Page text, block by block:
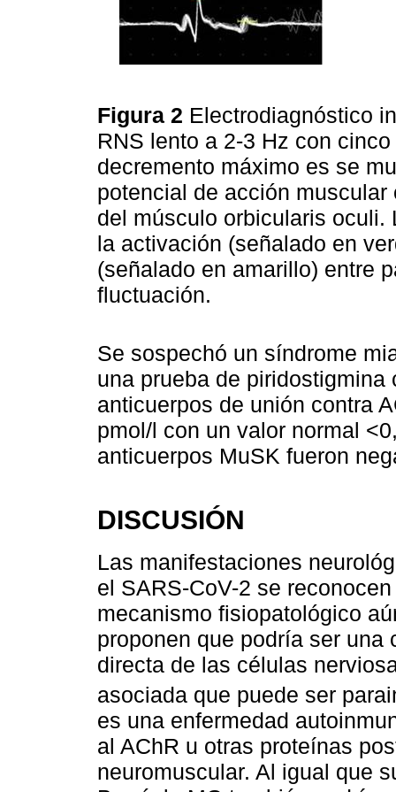
Figura 2 Electrodiagnóstico
RNS lento a 2-3 Hz con
decremento máximo es se
potencial de acción
del músculo orbicularis oculi.
la activación (señalado en
(señalado en amarillo) entre
fluctuación.
Se sospechó un síndrome
una prueba de
anticuerpos de unión contra
pmol/l con un valor normal
anticuerpos MuSK fueron
DISCUSIÓN
Las manifestaciones
el SARS-CoV-2 se
mecanismo fisiopatológico
proponen que podría ser
directa de las células
asociada que puede ser
es una enfermedad
al AChR u otras proteínas
neuromuscular. Al igual que